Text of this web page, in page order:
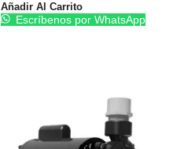
Añadir Al Carrito
Escríbenos por WhatsApp